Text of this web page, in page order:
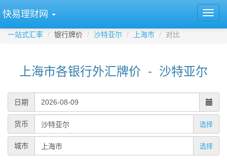
快易理财网
一站式汇率 银行牌价 沙特亚尔 上海市 对比
上海市各银行外汇牌价 - 沙特亚尔
日期
货币 选择
城市 选择